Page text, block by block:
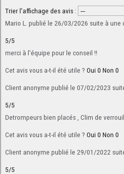
Trier l'affichage des avis :
Mario L. publié le 26/03/2026 suite à une
5/5
merci à l'équipe pour le conseil !!
Cet avis vous a-t-il été utile ? Oui0 Non 0
Client anonyme publié le 07/02/2023
5/5
Detrompeurs bien placés , Clim de
Cet avis vous a-t-il été utile ? Oui0 Non 0
Client anonyme publié le 29/01/2022
5/5